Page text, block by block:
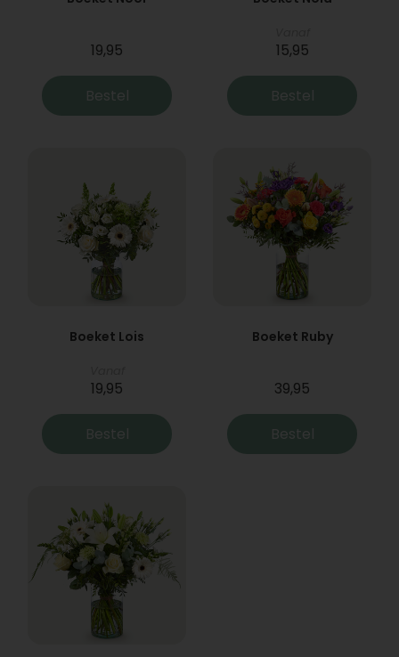
19,95
Bestel
15,95
Bestel
Boeket Lois
19,95
Bestel
Boeket Ruby
39,95
Bestel